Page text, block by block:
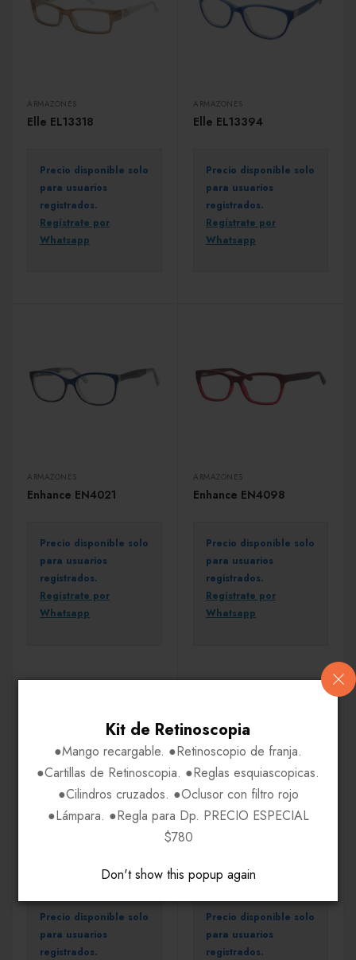
Kit de Retinoscopia
●Mango recargable. ●Retinoscopio de franja.
●Cartillas de Retinoscopia. ●Reglas esquiascopicas.
●Cilindros cruzados. ●Oclusor con filtro rojo
●Lámpara. ●Regla para Dp. PRECIO ESPECIAL
$780
Don't show this popup again
ARMAZONES
Elle EL13318
Precio disponible solo
para usuarios
registrados.
Regístrate por
Whatsapp
ARMAZONES
Elle EL13394
Precio disponible solo
para usuarios
registrados.
Regístrate por
Whatsapp
ARMAZONES
Enhance EN4021
Precio disponible solo
para usuarios
registrados.
Regístrate por
Whatsapp
ARMAZONES
Enhance EN4098
Precio disponible solo
para usuarios
registrados.
Regístrate por
Whatsapp
Esprit ES17446
Precio disponible solo
para usuarios
registrados.
Fossil FOA7087
Precio disponible solo
para usuarios
registrados.